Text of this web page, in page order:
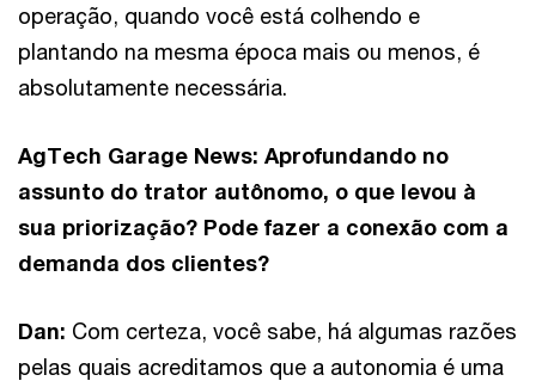
operação, quando você está colhendo e
plantando na mesma época mais ou menos, é
absolutamente necessária.
AgTech Garage News: Aprofundando no
assunto do trator autônomo, o que levou à
sua priorização? Pode fazer a conexão com a
demanda dos clientes?
Dan: Com certeza, você sabe, há algumas razões
pelas quais acreditamos que a autonomia é uma